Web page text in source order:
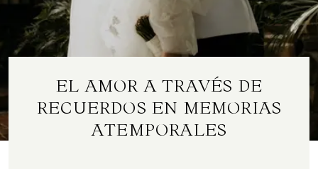
Contacto
ES
EL AMOR A TRAVÉS DE
RECUERDOS EN MEMORIAS
ATEMPORALES